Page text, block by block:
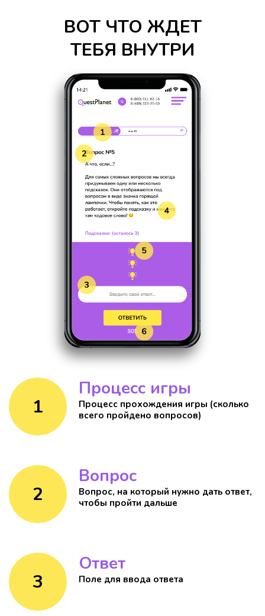
ВОТ ЧТО ЖДЕТ
ТЕБЯ ВНУТРИ
1
Процесс игры
Процесс прохождения игры (сколько
всего пройдено вопросов)
2
Вопроc
Вопрос, на который нужно дать ответ,
чтобы пройти дальше
3
Ответ
Поле для ввода ответа